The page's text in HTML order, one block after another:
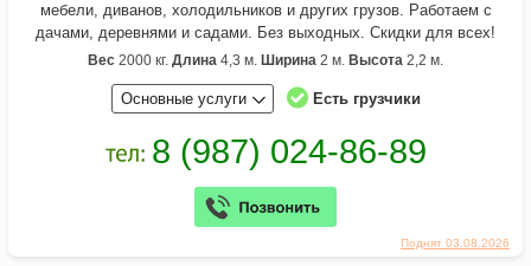
Поднят 03.08.2026
мебели, диванов, холодильников и других грузов. Работаем с
дачами, деревнями и садами. Без выходных. Скидки для всех!
Вес 2000 кг. Длина 4,3 м. Ширина 2 м. Высота 2,2 м.
Основные услуги Есть грузчики